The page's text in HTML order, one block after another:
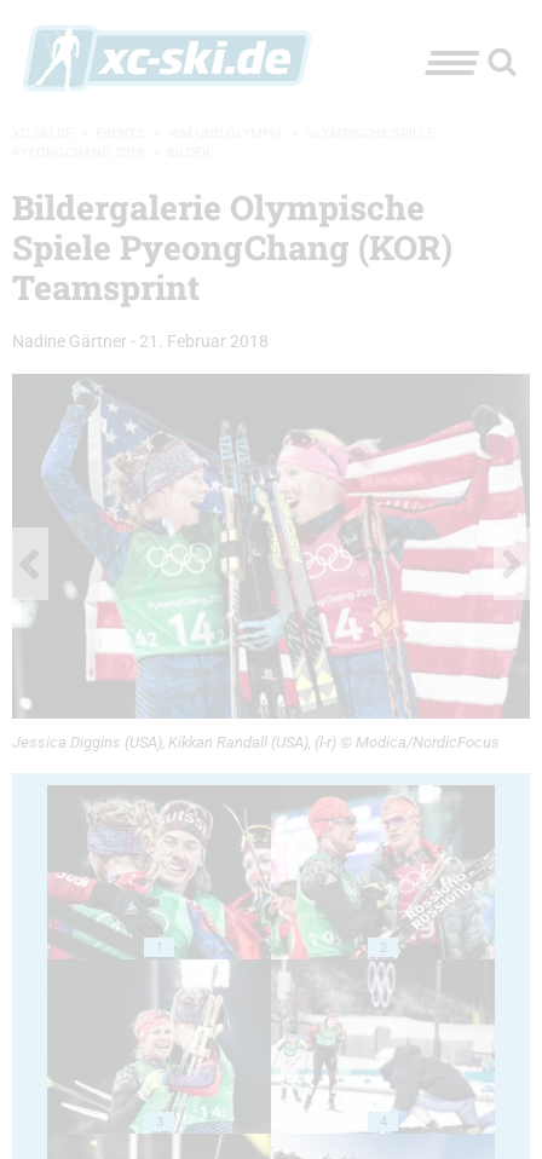
Bildergalerie Olympische
Spiele PyeongChang (KOR)
Teamsprint
Nadine Gärtner - 21. Februar 2018
Jessica Diggins (USA), Kikkan Randall (USA), (l-r) © Modica/NordicFocus
1 2
3 4